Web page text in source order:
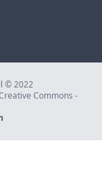
© 2022
Commons -